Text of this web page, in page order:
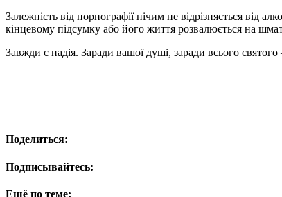
Залежність від порнографії нічим не відрізняється від
кінцевому підсумку або його життя розвалюється на
Завжди є надія. Заради вашої душі, заради всього
Поделиться:
Подписывайтесь:
Ещё по теме: